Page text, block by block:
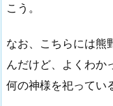
こう。
なお、こちらには熊
んだけど、よくわか
何の神様を祀ってい